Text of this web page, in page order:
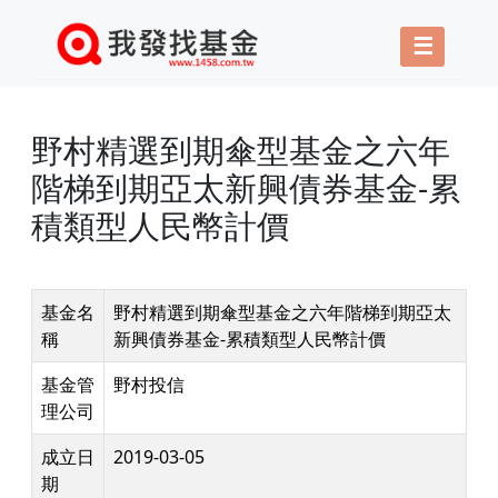
☰
野村精選到期傘型基金之六年
階梯到期亞太新興債券基金-累
積類型人民幣計價
基金名
稱
野村精選到期傘型基金之六年階梯到期亞太
新興債券基金-累積類型人民幣計價
基金管
理公司
野村投信
成立日
期
2019-03-05